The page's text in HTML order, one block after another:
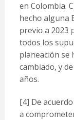
en Colombia.
hecho alguna
previo a 2023
todos los
planeación
cambiado, y
años.
[4] De
a